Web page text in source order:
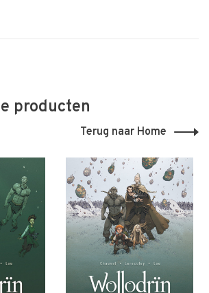
producten
Terug naar Home